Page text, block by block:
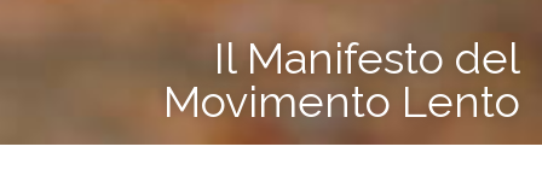
Il Manifesto del
Movimento Lento